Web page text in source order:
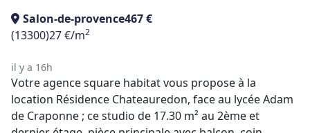
Salon-de-provence467 €
(13300)27 €/m2
il y a 16h
Votre agence square habitat vous propose à la
location Résidence Chateauredon, face au lycée Adam
de Craponne ; ce studio de 17.30 m² au 2ème et